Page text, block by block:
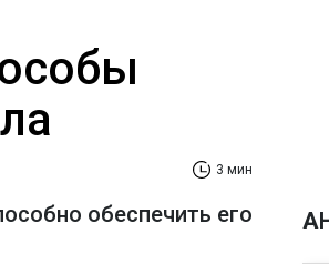
3 мин
обеспечить его